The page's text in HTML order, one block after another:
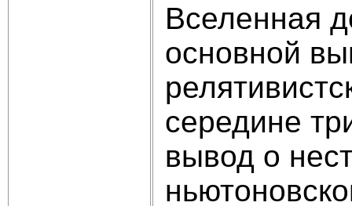
Вселенная
основной
середине
вывод о